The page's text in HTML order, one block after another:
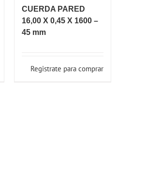
CUERDA PARED
16,00 X 0,45 X 1600 –
45 mm
Registrate para comprar